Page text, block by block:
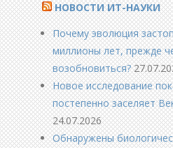
НОВОСТИ ИТ-НАУКИ
Почему эволюция
миллионы лет, прежде
возобновиться?
Новое исследование
постепенно заселяет
24.07.2026
Обнаружены